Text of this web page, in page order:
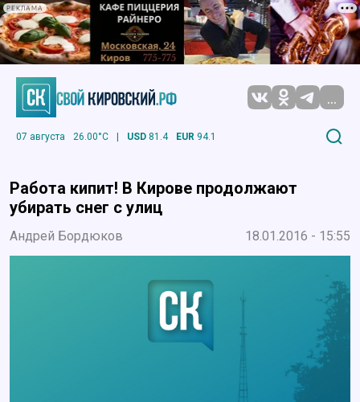
РЕКЛАМА
...
07 августа 26.00°C | USD 81.4 EUR 94.1
Работа кипит! В Кирове продолжают
убирать снег с улиц
Андрей Бордюков 18.01.2016 - 15:55